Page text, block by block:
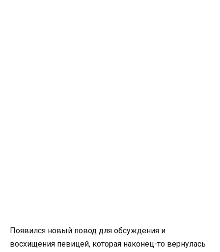
Появился новый повод для обсуждения и
восхищения певицей, которая наконец-то вернулась